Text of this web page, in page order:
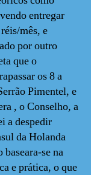
entregar
mês, e
por outro
que o
os 8 a
Pimentel, e
, o Conselho, a
a despedir
da Holanda
se na
e prática, o que